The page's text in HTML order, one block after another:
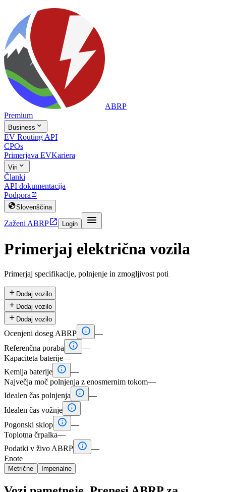
ABRP
Premium
Business 
EV Routing API
CPOs
Primerjava EVKariera
Viri 
Članki
API dokumentacija
Podpora 
Slovenščina
Zaženi ABRP Login 
Primerjaj električna vozila
Primerjaj specifikacije, polnjenje in zmogljivost poti
 Dodaj vozilo
 Dodaj vozilo
 Dodaj vozilo
Ocenjeni doseg ABRP  —
Referenčna poraba
 —
Kapaciteta baterije—
Kemija baterije  —
Največja moč polnjenja z enosmernim tokom—
Idealen čas polnjenja
 —
Idealen čas vožnje  —
Pogonski sklop  —
Toplotna črpalka—
Podatki v živo ABRP  —
Enote
Metrične Imperialne